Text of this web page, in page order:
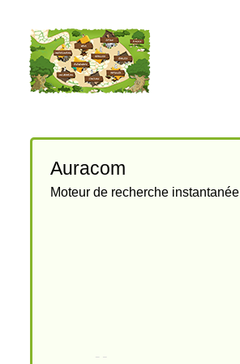
Auracom
Moteur de recherche instantanée